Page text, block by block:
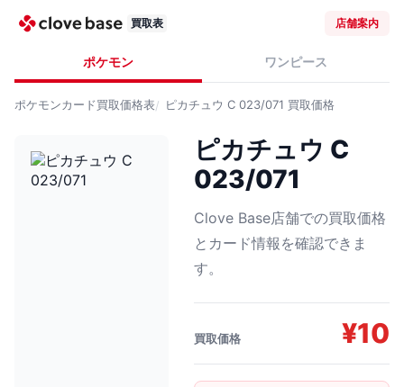
買取表 店舗案内
ポケモン ワンピース
ポケモンカード買取価格表 ピカチュウ C 023/071 買取価格
ピカチュウ C
023/071
Clove Base店舗での買取価格
とカード情報を確認できま
す。
買取価格 ¥10